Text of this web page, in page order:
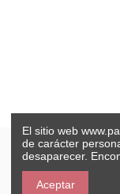
El sitio web
de carácter
desaparecer.
Aceptar